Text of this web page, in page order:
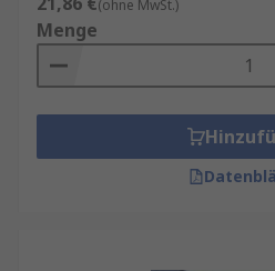
(ohne MwSt.)
Menge